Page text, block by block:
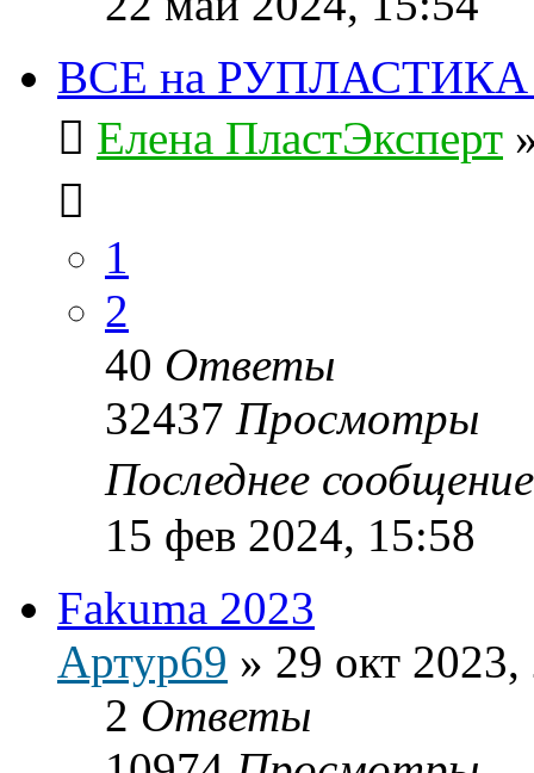
ВСЕ на РУПЛАСТИКА
Елена ПластЭксперт
1
2
40 Ответы
32437 Просмотры
Последнее
15 фев 2024, 15:58
Fakuma 2023
Артур69 » 29 окт 2023,
2 Ответы